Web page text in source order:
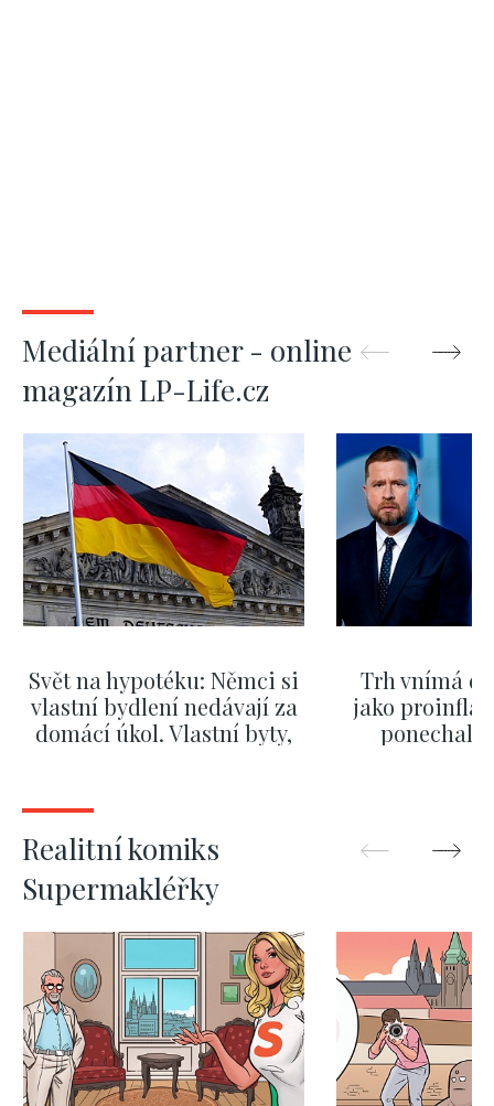
Mediální partner - online
magazín LP-Life.cz
Svět na hypotéku: Němci si
vlastní bydlení nedávají za
domácí úkol. Vlastní byty,
Trh vnímá
jako
ponechali
Realitní komiks
Supermakléřky